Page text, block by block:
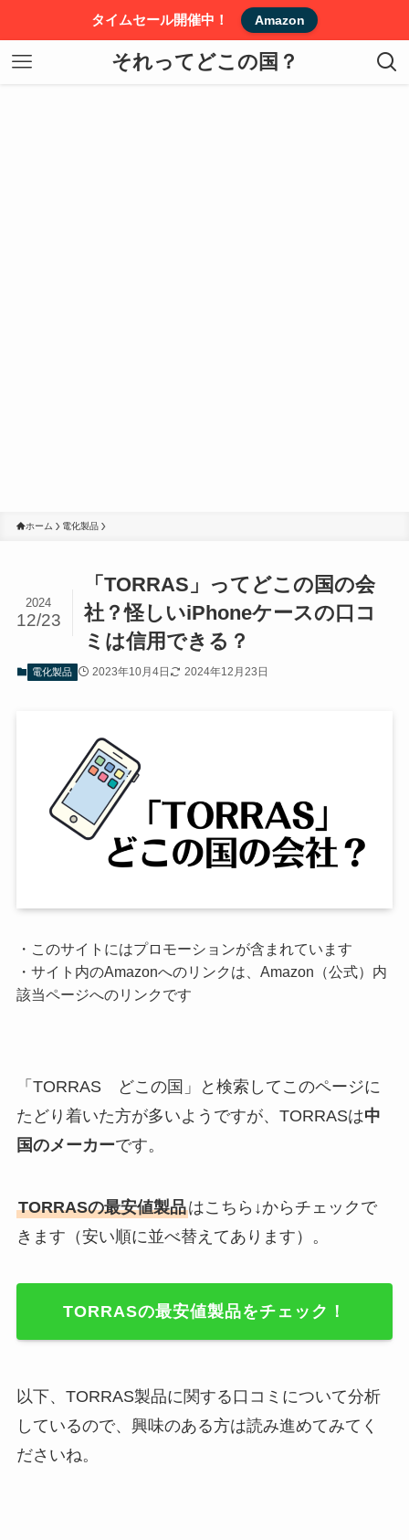
タイムセール開催中！ Amazon
それってどこの国？
ホーム 電化製品
「TORRAS」ってどこの国の会
社？怪しいiPhoneケースの口コ
ミは信用できる？
2024
12/23
電化製品 2023年10月4日 2024年12月23日
・このサイトにはプロモーションが含まれています
・サイト内のAmazonへのリンクは、Amazon（公式）内
該当ページへのリンクです
「TORRAS どこの国」と検索してこのページに
たどり着いた方が多いようですが、TORRASは中
国のメーカーです。
TORRASの最安値製品はこちら↓からチェックで
きます（安い順に並べ替えてあります）。
TORRASの最安値製品をチェック！
以下、TORRAS製品に関する口コミについて分析
しているので、興味のある方は読み進めてみてく
ださいね。